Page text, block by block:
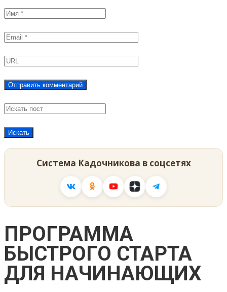
Система Кадочникова в соцсетях
ПРОГРАММА
БЫСТРОГО СТАРТА
ДЛЯ НАЧИНАЮЩИХ